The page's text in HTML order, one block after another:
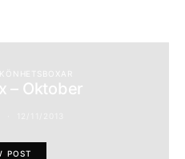
– Oktober
POST